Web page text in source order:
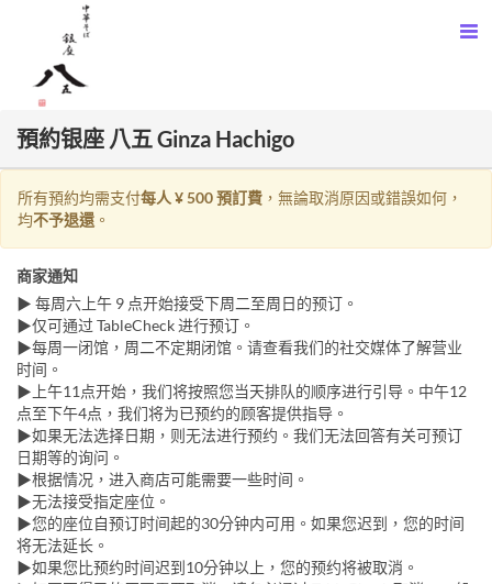
預約银座 八五 Ginza Hachigo
所有預約均需支付每人 ¥ 500 預訂費 ，無論取消原因或錯誤如何，
均不予退還 。
商家通知
▶ 每周六上午 9 点开始接受下周二至周日的预订。
▶仅可通过 TableCheck 进行预订。
▶每周一闭馆，周二不定期闭馆。请查看我们的社交媒体了解营业
时间。
▶上午11点开始，我们将按照您当天排队的顺序进行引导。中午12
点至下午4点，我们将为已预约的顾客提供指导。
▶如果无法选择日期，则无法进行预约。我们无法回答有关可预订
日期等的询问。
▶根据情况，进入商店可能需要一些时间。
▶无法接受指定座位。
▶您的座位自预订时间起的30分钟内可用。如果您迟到，您的时间
将无法延长。
▶如果您比预约时间迟到10分钟以上，您的预约将被取消。